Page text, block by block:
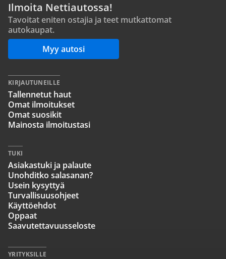
Ilmoita Nettiautossa!
Tavoitat eniten ostajia ja teet mutkattomat
autokaupat.
Myy autosi
KIRJAUTUNEILLE
Tallennetut haut
Omat ilmoitukset
Omat suosikit
Mainosta ilmoitustasi
TUKI
Asiakastuki ja palaute
Unohditko salasanan?
Usein kysyttyä
Turvallisuusohjeet
Käyttöehdot
Oppaat
Saavutettavuusseloste
YRITYKSILLE